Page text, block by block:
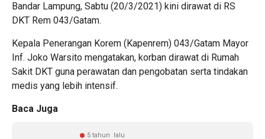
Bandar Lampung, Sabtu (20/3/2021) kini dirawat di RS
DKT Rem 043/Gatam.
Kepala Penerangan Korem (Kapenrem) 043/Gatam Mayor
Inf. Joko Warsito mengatakan, korban dirawat di Rumah
Sakit DKT guna perawatan dan pengobatan serta tindakan
medis yang lebih intensif.
Baca Juga
5 tahun lalu